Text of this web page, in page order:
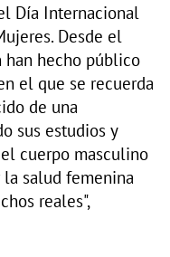
Día Internacional
Desde el
han hecho público
el que se recuerda
de una
sus estudios y
cuerpo masculino
la salud femenina
reales",